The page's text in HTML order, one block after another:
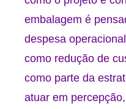
embalagem é
despesa
como redução de
como parte da
atuar em